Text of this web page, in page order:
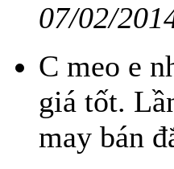
07/02/
C meo e
giá tốt.
may bán